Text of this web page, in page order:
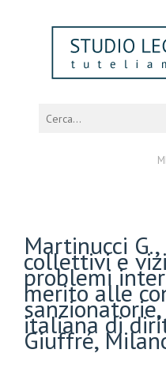
Martinucci
collettivi e
problemi
merito alle
italiana di
Giuffré,